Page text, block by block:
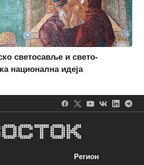
светосавље и свето-
национална идеја
Регион